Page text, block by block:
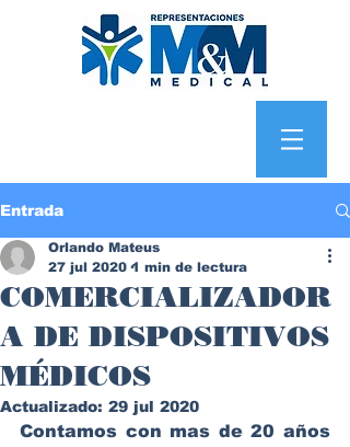
Entrada
COMERCIALIZADOR
A DE DISPOSITIVOS
MÉDICOS
Orlando Mateus
27 jul 2020 1 min de lectura
Actualizado: 29 jul 2020
Contamos con mas de 20 años